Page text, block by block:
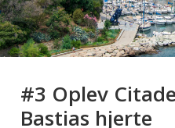
#3 Oplev
Bastias hjerte